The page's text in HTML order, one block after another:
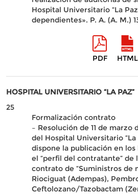
Hospital Universitario “La
dependientes». P. A. (A. M.)
PDF HTML
HOSPITAL UNIVERSITARIO “LA PAZ”
25
Formalización contrato
– Resolución de 11 de marzo
del Hospital Universitario “La
dispone la publicación en
el “perfil del contratante” de
contrato de “Suministros de
Riociguat (Adempas),
Ceftolozano/Tazobactam